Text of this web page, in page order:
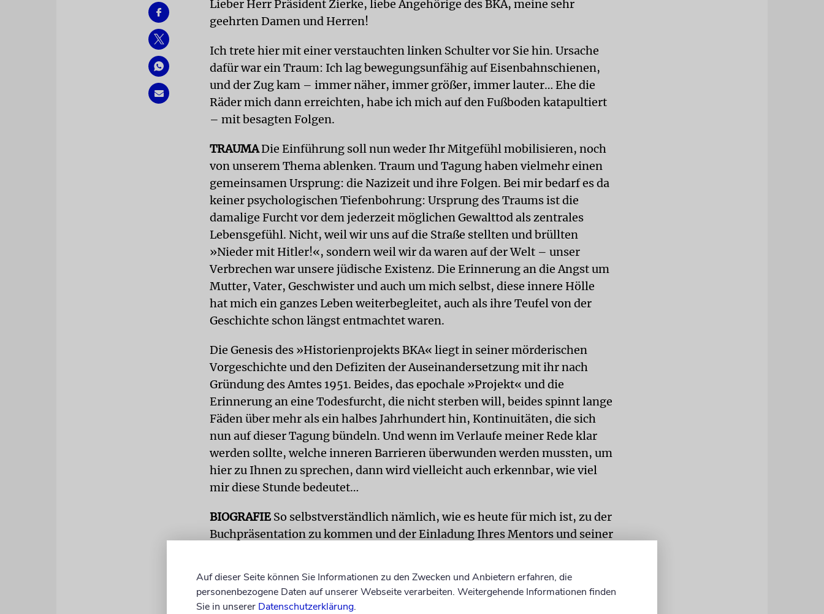
Lieber Herr Präsident Zierke, liebe Angehörige des BKA, meine sehr
geehrten Damen und Herren!
Ich trete hier mit einer verstauchten linken Schulter vor Sie hin. Ursache
dafür war ein Traum: Ich lag bewegungsunfähig auf Eisenbahnschienen,
und der Zug kam – immer näher, immer größer, immer lauter… Ehe die
Räder mich dann erreichten, habe ich mich auf den Fußboden katapultiert
– mit besagten Folgen.
TRAUMADie Einführung soll nun weder Ihr Mitgefühl mobilisieren, noch
von unserem Thema ablenken. Traum und Tagung haben vielmehr einen
gemeinsamen Ursprung: die Nazizeit und ihre Folgen. Bei mir bedarf es da
keiner psychologischen Tiefenbohrung: Ursprung des Traums ist die
damalige Furcht vor dem jederzeit möglichen Gewalttod als zentrales
Lebensgefühl. Nicht, weil wir uns auf die Straße stellten und brüllten
»Nieder mit Hitler!«, sondern weil wir da waren auf der Welt – unser
Verbrechen war unsere jüdische Existenz. Die Erinnerung an die Angst um
Mutter, Vater, Geschwister und auch um mich selbst, diese innere Hölle
hat mich ein ganzes Leben weiterbegleitet, auch als ihre Teufel von der
Geschichte schon längst entmachtet waren.
Die Genesis des »Historienprojekts BKA« liegt in seiner mörderischen
Vorgeschichte und den Defiziten der Auseinandersetzung mit ihr nach
Gründung des Amtes 1951. Beides, das epochale »Projekt« und die
Erinnerung an eine Todesfurcht, die nicht sterben will, beides spinnt lange
Fäden über mehr als ein halbes Jahrhundert hin, Kontinuitäten, die sich
nun auf dieser Tagung bündeln. Und wenn im Verlaufe meiner Rede klar
werden sollte, welche inneren Barrieren überwunden werden mussten, um
hier zu Ihnen zu sprechen, dann wird vielleicht auch erkennbar, wie viel
mir diese Stunde bedeutet…
BIOGRAFIE So selbstverständlich nämlich, wie es heute für mich ist, zu der
Buchpräsentation zu kommen und der Einladung Ihres Mentors und seiner
Anwesenheit doch eines voraus: Zugehörigkeit zu dem Land, in dem ich
geboren wurde. Die war für mich, Jahrgang 1923, während der ersten zehn
Auf dieser Seite können Sie Informationen zu den Zwecken und Anbietern erfahren, die
personenbezogene Daten auf unserer Webseite verarbeiten. Weitergehende Informationen finden
Sie in unserer Datenschutzerklärung.